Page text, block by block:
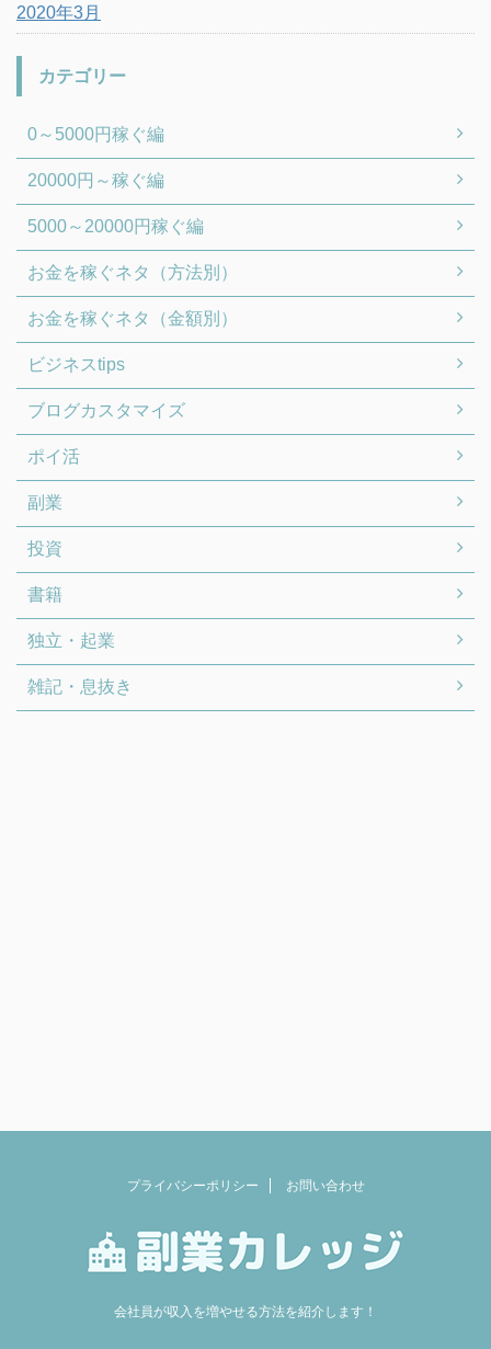
2020年3月
カテゴリー
0～5000円稼ぐ編
20000円～稼ぐ編
5000～20000円稼ぐ編
お金を稼ぐネタ（方法別）
お金を稼ぐネタ（金額別）
ビジネスtips
ブログカスタマイズ
ポイ活
副業
投資
書籍
独立・起業
雑記・息抜き
プライバシーポリシー お問い合わせ
会社員が収入を増やせる方法を紹介します！
Copyright© 副業カレッジ , 2026 All Rights Reserved.